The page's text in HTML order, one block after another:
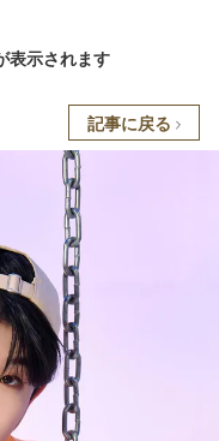
表示されます
記事に戻る